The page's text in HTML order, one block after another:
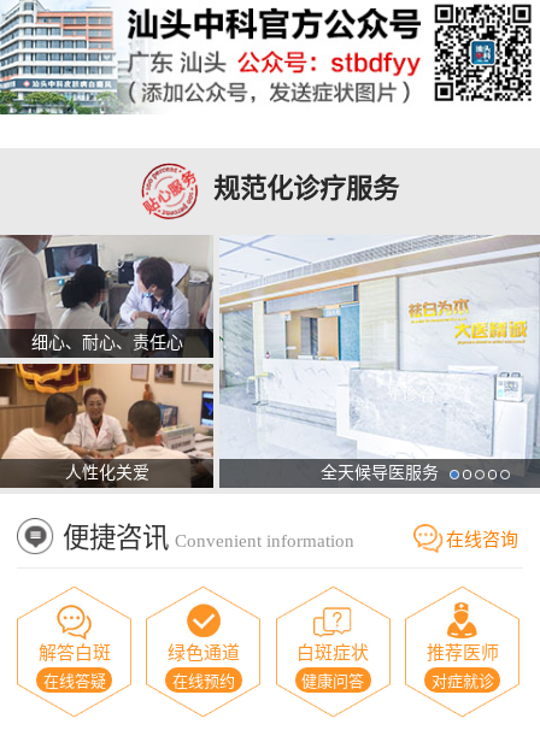
规范化诊疗服务
细心、耐心、责任心
人性化关爱 全天候导医服务
便捷咨讯 Convenient information 在线咨询
解答白斑
在线答疑
绿色通道
在线预约
白斑症状
健康问答
推荐医师
对症就诊